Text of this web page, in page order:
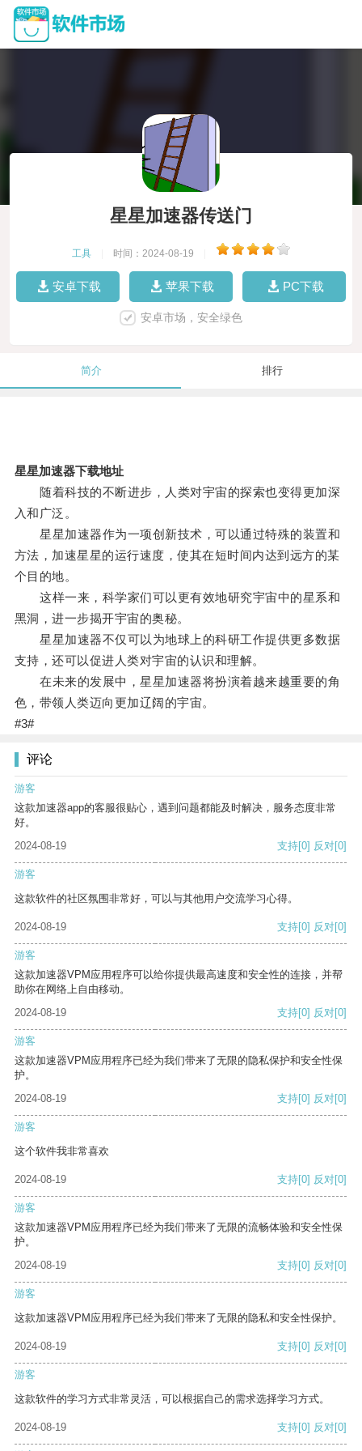
星星加速器传送门
工具 时间：2024-08-19
安卓下载 苹果下载 PC下载
安卓市场，安全绿色
简介 排行
星星加速器下载地址
随着科技的不断进步，人类对宇宙的探索也变得更加深
入和广泛。
星星加速器作为一项创新技术，可以通过特殊的装置和
方法，加速星星的运行速度，使其在短时间内达到远方的某
个目的地。
这样一来，科学家们可以更有效地研究宇宙中的星系和
黑洞，进一步揭开宇宙的奥秘。
星星加速器不仅可以为地球上的科研工作提供更多数据
支持，还可以促进人类对宇宙的认识和理解。
在未来的发展中，星星加速器将扮演着越来越重要的角
色，带领人类迈向更加辽阔的宇宙。
#3#
评论
游客
这款加速器app的客服很贴心，遇到问题都能及时解决，服务态度非常
好。
2024-08-19
支持[0] 反对[0]
游客
这款软件的社区氛围非常好，可以与其他用户交流学习心得。
2024-08-19 支持[0] 反对[0]
游客
这款加速器VPM应用程序可以给你提供最高速度和安全性的连接，并帮
助你在网络上自由移动。
2024-08-19
支持[0] 反对[0]
游客
这款加速器VPM应用程序已经为我们带来了无限的隐私保护和安全性保
护。
2024-08-19
支持[0] 反对[0]
游客
这个软件我非常喜欢
2024-08-19 支持[0] 反对[0]
游客
这款加速器VPM应用程序已经为我们带来了无限的流畅体验和安全性保
护。
2024-08-19
支持[0] 反对[0]
游客
这款加速器VPM应用程序已经为我们带来了无限的隐私和安全性保护。
2024-08-19 支持[0] 反对[0]
游客
这款软件的学习方式非常灵活，可以根据自己的需求选择学习方式。
2024-08-19 支持[0] 反对[0]